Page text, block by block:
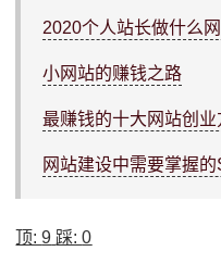
2020个人站长做什么
小网站的赚钱之路
最赚钱的十大网站创业
网站建设中需要掌握
顶:9 踩:0